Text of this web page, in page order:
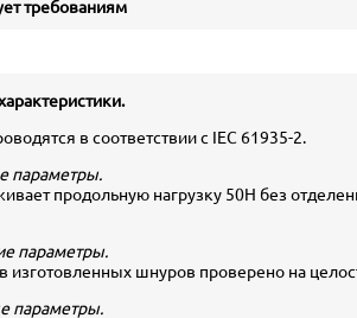
требованиям
в соответствии с IEC 61935-2.
параметры.
продольную нагрузку 50Н без
параметры.
изготовленных шнуров проверено на
параметры.